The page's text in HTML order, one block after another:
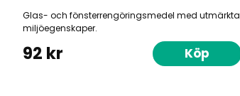
Glas- och fönsterrengöringsmedel med utmärkta
miljöegenskaper.
92 kr Köp